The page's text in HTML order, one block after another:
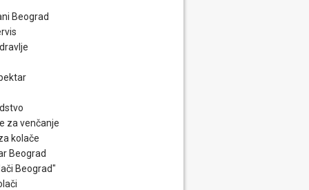
Beograd
za venčanje
kolače
Beograd
Beograd"